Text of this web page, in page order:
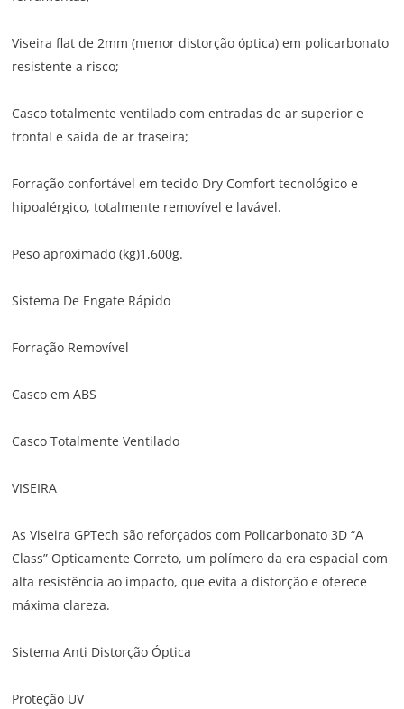
Viseira flat de 2mm (menor distorção óptica) em policarbonato
resistente a risco;
Casco totalmente ventilado com entradas de ar superior e
frontal e saída de ar traseira;
Forração confortável em tecido Dry Comfort tecnológico e
hipoalérgico, totalmente removível e lavável.
Peso aproximado (kg)1,600g.
Sistema De Engate Rápido
Forração Removível
Casco em ABS
Casco Totalmente Ventilado
VISEIRA
As Viseira GPTech são reforçados com Policarbonato 3D “A
Class” Opticamente Correto, um polímero da era espacial com
alta resistência ao impacto, que evita a distorção e oferece
máxima clareza.
Sistema Anti Distorção Óptica
Proteção UV